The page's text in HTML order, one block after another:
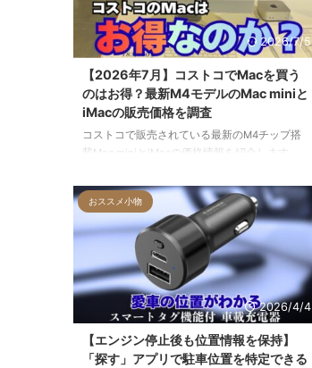
2026/7/5
【2026年7月】コストコでMacを買う
のはお得？最新M4モデルのMac miniと
iMacの販売価格を調査
コストコで販売されている最新のM4チップ搭
載Mac miniとiMacの価格情報を紹介します。
円、iMacで15,000円ほど安く販売されており、
最新モデルをお得に入手できるチャンスです。
標準スペックの購入を検討している方に向け
て、価格差とメリットを詳しく解説します。
おススメ小物
2026/4/4
【エンジン停止後も位置情報を保持】
「探す」アプリで駐車位置を特定できる